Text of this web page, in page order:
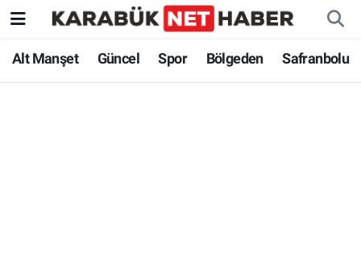
Alt Manşet Güncel Spor Bölgeden Safranbolu